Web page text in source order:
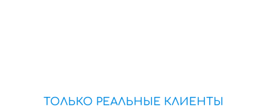
ТОЛЬКО РЕАЛЬНЫЕ КЛИЕНТЫ